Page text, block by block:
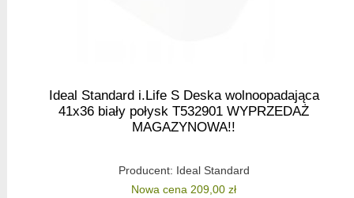
Ideal Standard i.Life S Deska wolnoopadająca
41x36 biały połysk T532901 WYPRZEDAŻ
MAGAZYNOWA!!
Producent: Ideal Standard
Nowa cena 209,00 zł